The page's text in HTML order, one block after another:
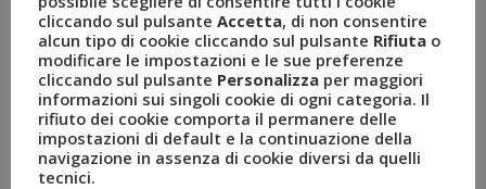
cliccando sul pulsante Accetta, di non consentire
alcun tipo di cookie cliccando sul pulsante Rifiuta o
modificare le impostazioni e le sue preferenze
cliccando sul pulsante Personalizza per maggiori
informazioni sui singoli cookie di ogni categoria. Il
rifiuto dei cookie comporta il permanere delle
impostazioni di default e la continuazione della
navigazione in assenza di cookie diversi da quelli
tecnici.